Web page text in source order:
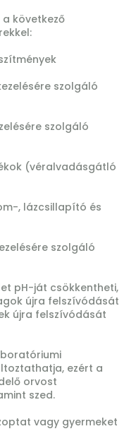
következő
szolgáló
szolgáló
(véralvadásgátló
, lázcsillapító és
szolgáló
pH-ját csökkentheti,
újra felszívódását
újra felszívódását
ezért a
orvost
szed.
vagy gyermeket